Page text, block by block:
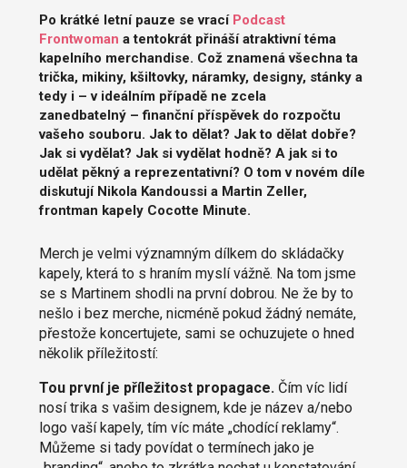
Po krátké letní pauze se vrací Podcast
Frontwoman a tentokrát přináší atraktivní téma
kapelního merchandise. Což znamená všechna ta
trička, mikiny, kšiltovky, náramky, designy, stánky a
tedy i – v ideálním případě ne zcela
zanedbatelný – finanční příspěvek do rozpočtu
vašeho souboru. Jak to dělat? Jak to dělat dobře?
Jak si vydělat? Jak si vydělat hodně? A jak si to
udělat pěkný a reprezentativní? O tom v novém díle
diskutují Nikola Kandoussi a Martin Zeller,
frontman kapely Cocotte Minute.
Merch je velmi významným dílkem do skládačky
kapely, která to s hraním myslí vážně. Na tom jsme
se s Martinem shodli na první dobrou. Ne že by to
nešlo i bez merche, nicméně pokud žádný nemáte,
přestože koncertujete, sami se ochuzujete o hned
několik příležitostí:
Tou první je příležitost propagace.Čím víc lidí
nosí trika s vašim designem, kde je název a/nebo
logo vaší kapely, tím víc máte „chodící reklamy“.
Můžeme si tady povídat o termínech jako je